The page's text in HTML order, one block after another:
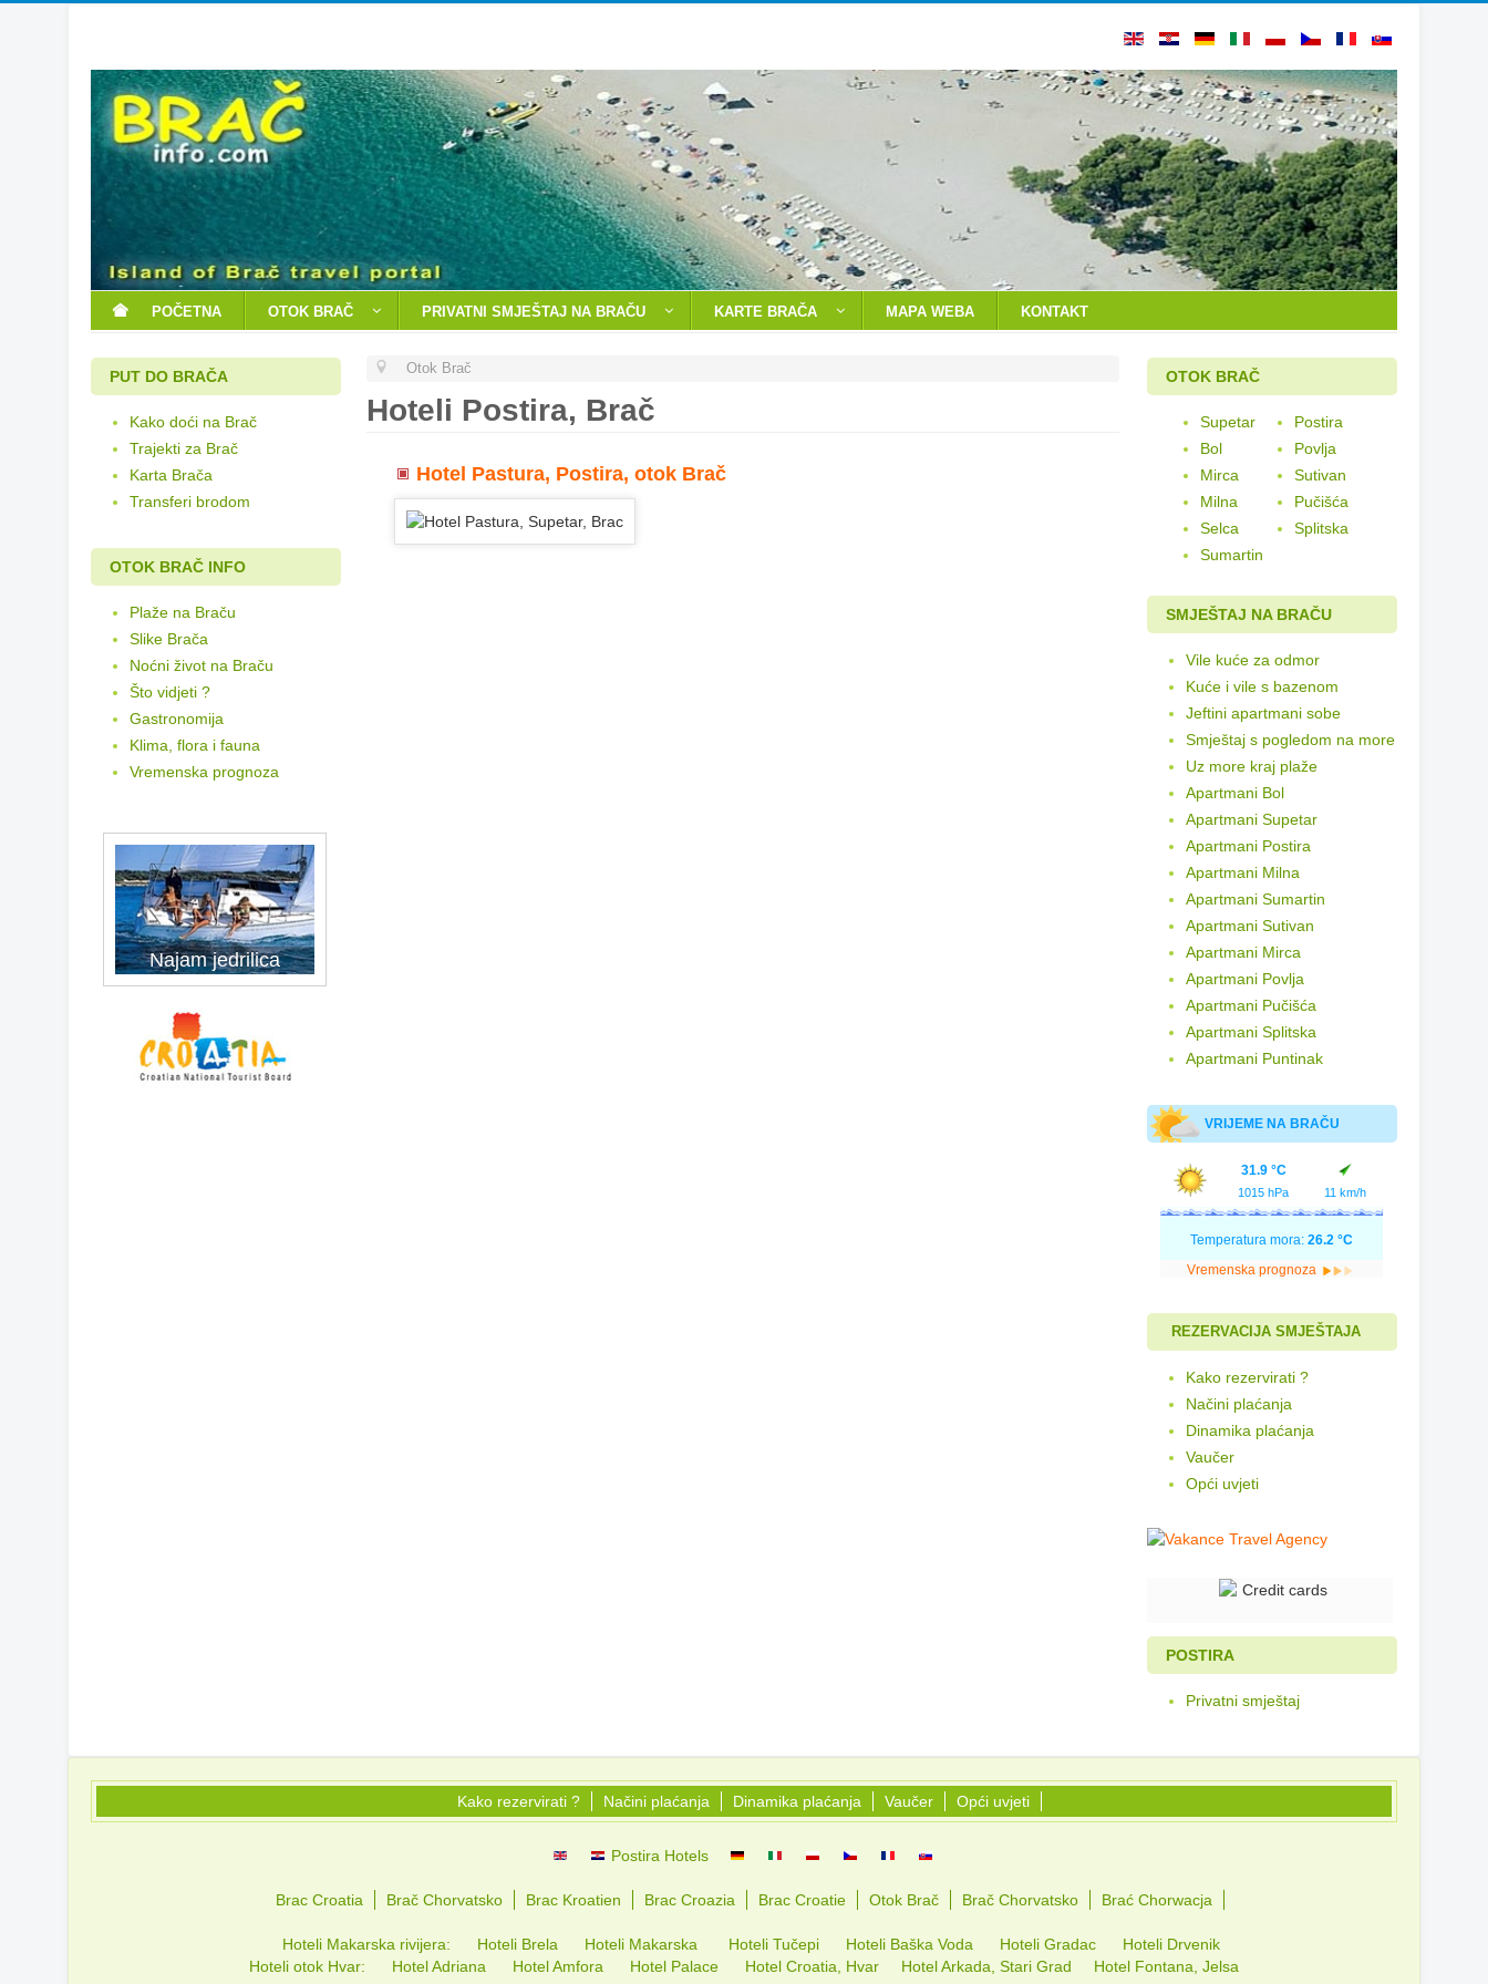
POČETNA OTOK BRAČ PRIVATNI SMJEŠTAJ NA BRAČU KARTE BRAČA MAPA WEBA KONTAKT
PUT DO BRAČA
Kako doći na Brač
Trajekti za Brač
Karta Brača
Transferi brodom
OTOK BRAČ INFO
Plaže na Braču
Slike Brača
Noćni život na Braču
Što vidjeti ?
Gastronomija
Klima, flora i fauna
Vremenska prognoza
Najam jedrilica
Otok Brač
Hoteli Postira, Brač
Hotel Pastura, Postira, otok Brač
OTOK BRAČ
Supetar
Postira
Bol
Povlja
Mirca
Sutivan
Milna
Pučišća
Selca
Splitska
Sumartin
SMJEŠTAJ NA BRAČU
Vile kuće za odmor
Kuće i vile s bazenom
Jeftini apartmani sobe
Smještaj s pogledom na more
Uz more kraj plaže
Apartmani Bol
Apartmani Supetar
Apartmani Postira
Apartmani Milna
Apartmani Sumartin
Apartmani Sutivan
Apartmani Mirca
Apartmani Povlja
Apartmani Pučišća
Apartmani Splitska
Apartmani Puntinak
VRIJEME NA BRAČU
31.9 °C
1015 hPa 11 km/h
Temperatura mora:26.2 °C
Vremenska prognoza
REZERVACIJA SMJEŠTAJA
Kako rezervirati ?
Načini plaćanja
Dinamika plaćanja
Vaučer
Opći uvjeti
POSTIRA
Privatni smještaj
Kako rezervirati ? Načini plaćanja Dinamika plaćanja Vaučer Opći uvjeti
Postira Hotels
Brac Croatia Brač Chorvatsko Brac Kroatien Brac Croazia Brac Croatie Otok Brač Brač Chorvatsko Brać Chorwacja
Hoteli Makarska rivijera: Hoteli Brela Hoteli Makarska Hoteli Tučepi Hoteli Baška Voda Hoteli Gradac
Hoteli Drvenik
Hoteli otok Hvar:
Hotel Adriana Hotel Amfora Hotel Palace Hotel Croatia, Hvar Hotel Arkada, Stari Grad Hotel Fontana, Jelsa